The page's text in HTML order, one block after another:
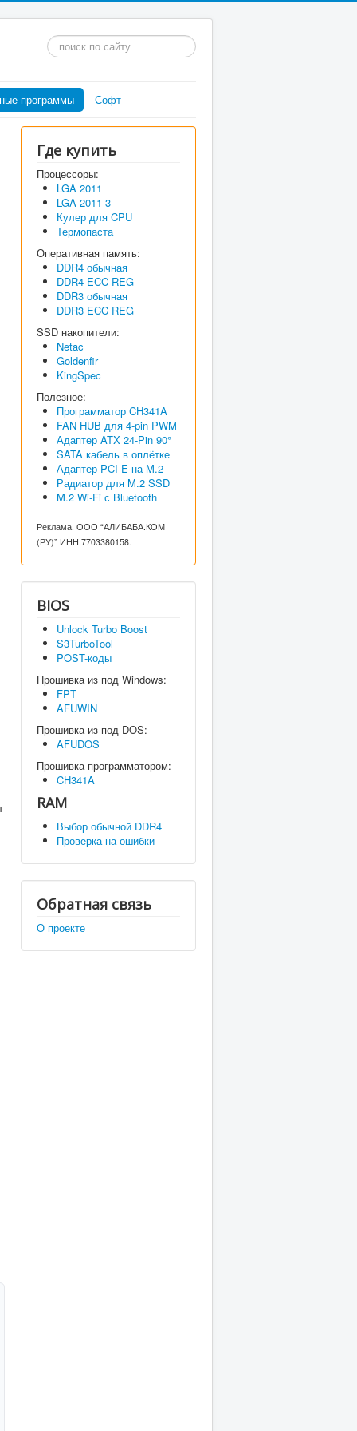
Искать...
программы Софт
Где купить
Процессоры:
LGA 2011
LGA 2011-3
Кулер для CPU
Термопаста
Оперативная память:
DDR4 обычная
DDR4 ECC REG
DDR3 обычная
DDR3 ECC REG
SSD накопители:
Netac
Goldenfir
KingSpec
Полезное:
Программатор CH341A
FAN HUB для 4-pin PWM
Адаптер ATX 24-Pin 90°
SATA кабель в оплётке
Адаптер PCI-E на M.2
Радиатор для M.2 SSD
M.2 Wi-Fi с Bluetooth
Реклама. ООО “АЛИБАБА.КОМ
(РУ)” ИНН 7703380158.
BIOS
Unlock Turbo Boost
S3TurboTool
POST-коды
Прошивка из под Windows:
FPT
AFUWIN
Прошивка из под DOS:
AFUDOS
Прошивка программатором:
CH341A
RAM
Выбор обычной DDR4
Проверка на ошибки
Обратная связь
О проекте